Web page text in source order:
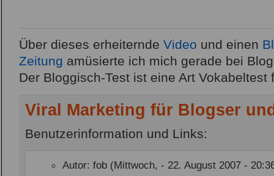
Über dieses erheiternde Video und einen
Zeitung amüsierte ich mich gerade bei
Der Bloggisch-Test ist eine Art
Viral Marketing für Blogser
Benutzerinformation und Links:
Autor: fob (Mittwoch, - 22. August 2007 -